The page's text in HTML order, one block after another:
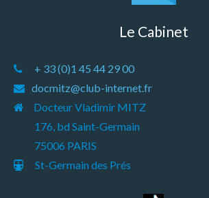
Le Cabinet
+ 33 (0)1 45 44 29 00
docmitz@club-internet.fr
Docteur Vladimir MITZ
176, bd Saint-Germain
75006 PARIS
St-Germain des Prés